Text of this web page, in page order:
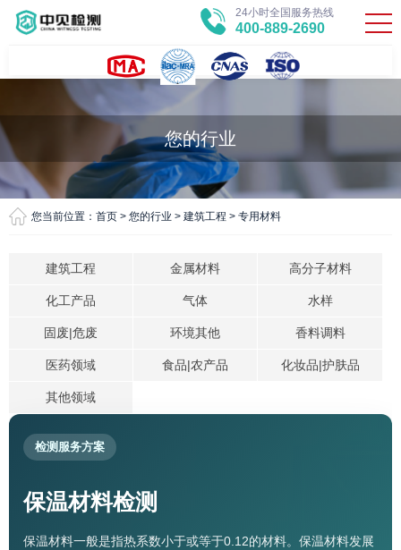
24小时全国服务热线
400-889-2690
您的行业
您当前位置： 首页 > 您的行业 > 建筑工程 > 专用材料
建筑工程 金属材料 高分子材料
化工产品 气体 水样
固废|危废 环境其他 香料调料
医药领域 食品|农产品 化妆品|护肤品
其他领域
检测服务方案
保温材料检测
保温材料一般是指热系数小于或等于0.12的材料。保温材料发展